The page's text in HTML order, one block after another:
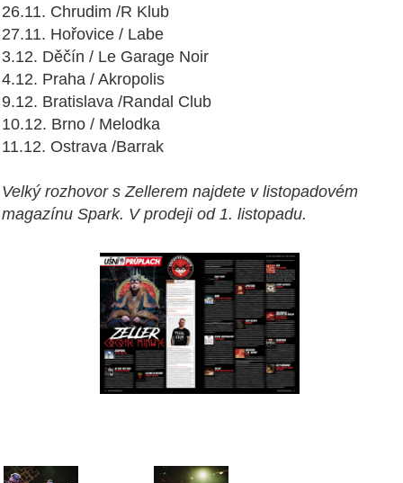
26.11. Chrudim /R Klub
27.11. Hořovice / Labe
3.12. Děčín / Le Garage Noir
4.12. Praha / Akropolis
9.12. Bratislava /Randal Club
10.12. Brno / Melodka
11.12. Ostrava /Barrak
Velký rozhovor s Zellerem najdete v listopadovém
magazínu Spark. V prodeji od 1. listopadu.